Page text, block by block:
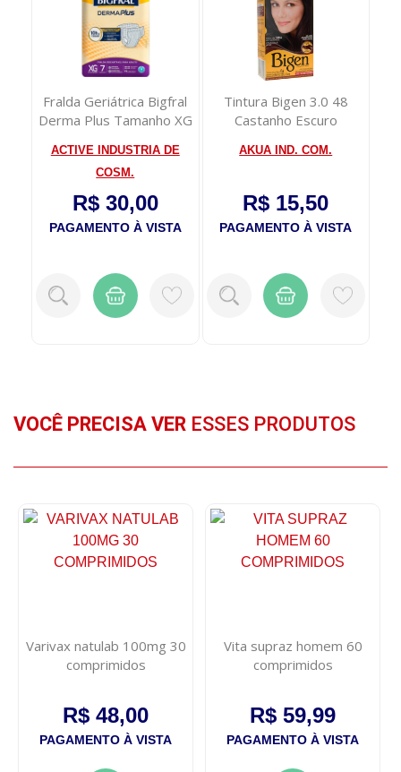
Fralda Geriátrica Bigfral
Derma Plus Tamanho XG
ACTIVE INDUSTRIA DE
COSM.
R$ 30,00
PAGAMENTO À VISTA
Tintura Bigen 3.0 48
Castanho Escuro
AKUA IND. COM.
R$ 15,50
PAGAMENTO À VISTA
VOCÊ PRECISA VER ESSES PRODUTOS
Varivax natulab 100mg 30
comprimidos
R$ 48,00
PAGAMENTO À VISTA
Vita supraz homem 60
comprimidos
R$ 59,99
PAGAMENTO À VISTA